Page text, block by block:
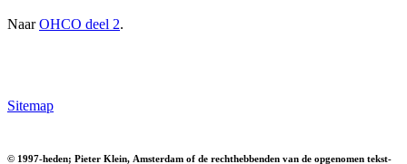
NaarOHCO deel 2.
Sitemap
© 1997-heden; Pieter Klein, Amsterdam of de rechthebbenden van de opgenomen tekst-